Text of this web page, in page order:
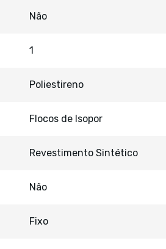
Não
1
Poliestireno
Flocos de Isopor
Revestimento Sintético
Não
Fixo